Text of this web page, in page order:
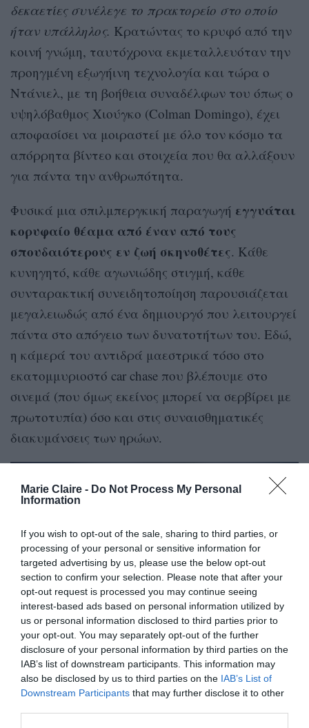
Marie Claire - Do Not Process My Personal
Information
If you wish to opt-out of the sale, sharing to third parties, or
processing of your personal or sensitive information for
targeted advertising by us, please use the below opt-out
section to confirm your selection. Please note that after your
opt-out request is processed you may continue seeing
interest-based ads based on personal information utilized by
us or personal information disclosed to third parties prior to
your opt-out. You may separately opt-out of the further
disclosure of your personal information by third parties on the
IAB’s list of downstream participants. This information may
also be disclosed by us to third parties on the IAB’s List of
Downstream Participants that may further disclose it to other
δεκαετίες συνέλεγε το πρακτορείο στο οποίο
ήταν υπάλληλος. Κρατώντας το κρυφό από την
κοινή γνώμη, ταυτόχρονα εκμεταλλευόταν την
προηγμένη εξωγήινη τεχνολογία και τώρα ο
Ντάνιελ, με τη βοήθεια συναδέλφων του όπως ο
υψηλόβαθμος Χιούγκο (Colman Domingo), έχει
αποφασίσει να μοιραστεί με όλο τον κόσμο τα
απόρρητα βίντεο και στοιχεία που θα αλλάξουν
για πάντα την ανθρωπότητα.
Φυσικά μια σπιλμπεργκική παραγωγή εγγυάται
κορυφαίο θέαμα από έναν από τους
σπουδαιότερους εν ζωή σκηνοθέτες. Κάθε
κυνηγητό, κάθε αγωνιώδης στιγμή, κάθε
συνταρακτική συνειδητοποίηση παρουσιάζεται
μεγαλειωδώς από ένα δημιουργό που λειτουργεί
πάντα στο απόγειο των δυνατοτήτων του. Εδώ,
η κάμερά του αντιδρά μαεστρικά τόσο στο
εκατομμυριοστό car chase που βλέπουμε στο
σινεμά (που όμως εκείνος μπορεί να σερβίρει με
πρωτοτυπία) όσο και στις συναισθηματικές
διακυμάνσεις των ηρώων.
H Emily Blunt δεν είναι η τυπική γυναικεία
φιγούρα σε μια ακόμη ταινία δράσης